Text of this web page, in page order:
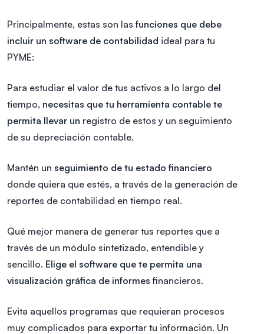
Principalmente, estas son lasfunciones que debe
incluir un software de contabilidad ideal para tu
PYME:
Para estudiar el valor de tus activos a lo largo del
tiempo, necesitas que tu herramienta contable te
permita llevar un registro de estos y un seguimiento
de su depreciación contable.
Mantén un seguimiento de tu estado financiero
donde quiera que estés, a través de la generación de
reportes de contabilidad en tiempo real.
Qué mejor manera de generar tus reportes que a
través de un módulo sintetizado, entendible y
sencillo. Elige el software que te permita una
visualización gráfica de informes financieros.
Evita aquellos programas que requieran procesos
muy complicados para exportar tu información. Un